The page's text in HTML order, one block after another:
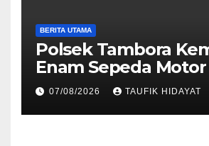
BERITA UTAMA
Polsek Tambora
Enam Sepeda
kepada Pemilik,
Pelayanan Presisi
07/08/2026 TAUFIK HIDAYAT